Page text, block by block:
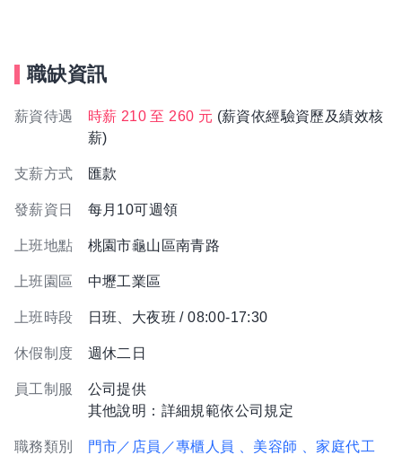
職缺資訊
薪資待遇 時薪 210 至 260 元 (薪資依經驗資歷及績效核
薪)
支薪方式 匯款
發薪資日 每月10可週領
上班地點 桃園市龜山區南青路
上班園區 中壢工業區
上班時段 日班、大夜班 / 08:00-17:30
休假制度 週休二日
員工制服
公司提供
其他說明：詳細規範依公司規定
職務類別 門市／店員／專櫃人員 、美容師 、家庭代工